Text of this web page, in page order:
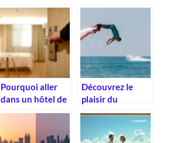
ses vacances en
Normandie
vos vacances ?
Pourquoi aller
dans un hôtel de
luxe ?
Découvrez le
plaisir du
flyboard à Dubaï
et ses sensations
uniques